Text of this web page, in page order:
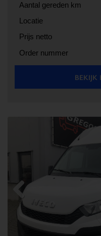
Aantal gereden km
Locatie
Prijs netto
Order nummer
BEKIJK
Previous